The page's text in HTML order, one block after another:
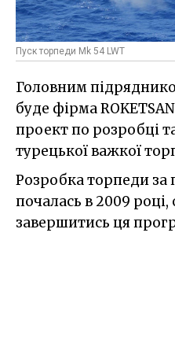
Пуск торпеди Mk 54 LWT
Головним
буде фірма
проект по розробці
турецької важкої
Розробка торпеди за
почалась в 2009 році,
завершитись ця